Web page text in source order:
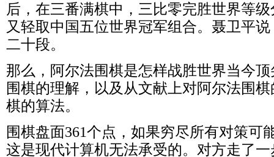
后，在三番满棋中，三比零完胜世界等
又轻取中国五位世界冠军组合。聂卫平
二十段。
那么，阿尔法围棋是怎样战胜世界当今
围棋的理解，以及从文献上对阿尔法围
棋的算法。
围棋盘面361个点，如果穷尽所有对策可
这是现代计算机无法承受的。对方走了